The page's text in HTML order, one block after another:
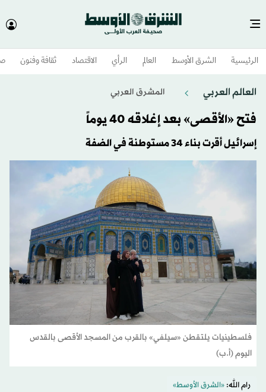
الرئيسية الشرق الأوسط​ العالم الرأي الاقتصاد ثقافة وفنون
العالم العربي المشرق العربي
فتح «الأقصى» بعد إغلاقه 40 يوماً
إسرائيل أقرت بناء 34 مستوطنة في الضفة
فلسطينيات يلتقطن «سيلفي» بالقرب من المسجد الأقصى بالقدس
اليوم (أ.ب)
رام الله:«الشرق الأوسط»